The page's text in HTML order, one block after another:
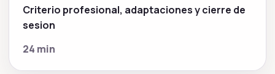
Criterio profesional, adaptaciones y cierre de
sesion
24 min